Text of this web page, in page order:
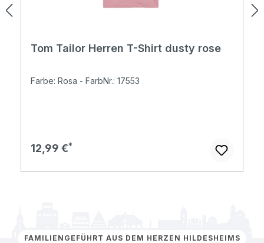
Tom Tailor Herren T-Shirt dusty rose
Farbe: Rosa - FarbNr.: 17553
Regulärer Preis:
12,99 €
FAMILIENGEFÜHRT AUS DEM HERZEN HILDESHEIMS